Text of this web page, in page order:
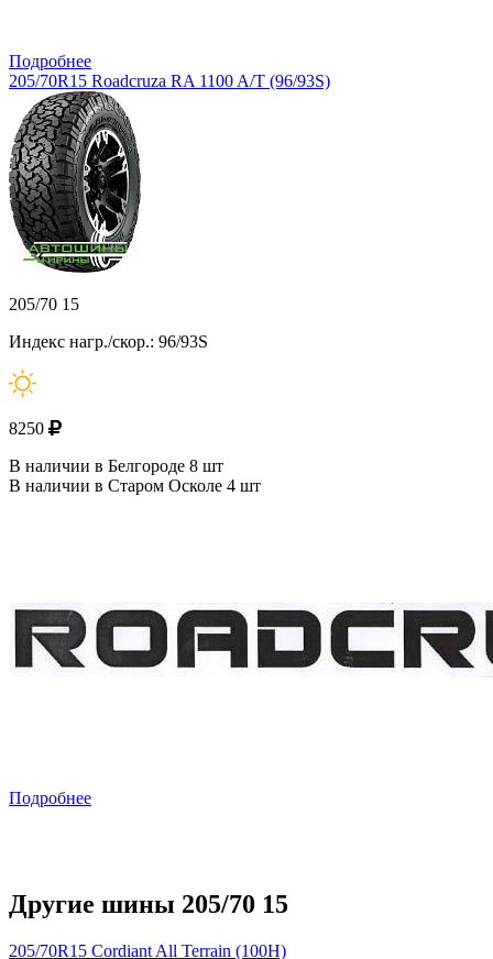
Подробнее
205/70R15 Roadcruza RA 1100 A/T (96/93S)
205/70 15
Индекс нагр./скор.: 96/93S
8250
В наличии в Белгороде 8 шт
В наличии в Старом Осколе 4 шт
Подробнее
Другие шины 205/70 15
205/70R15 Cordiant All Terrain (100H)